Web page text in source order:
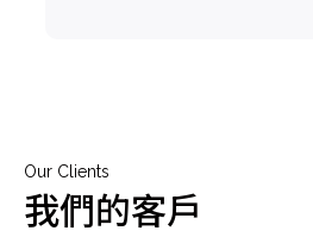
Our Clients
我們的客戶